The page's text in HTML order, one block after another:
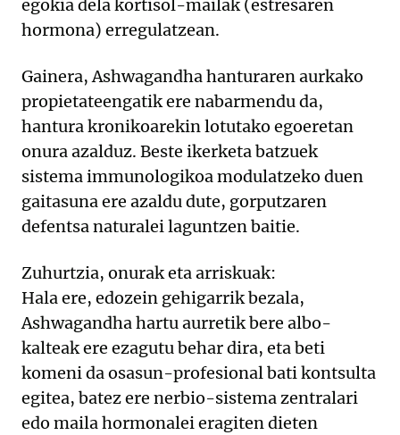
egokia dela kortisol-mailak (estresaren
hormona) erregulatzean.
Gainera, Ashwagandha hanturaren aurkako
propietateengatik ere nabarmendu da,
hantura kronikoarekin lotutako egoeretan
onura azalduz. Beste ikerketa batzuek
sistema immunologikoa modulatzeko duen
gaitasuna ere azaldu dute, gorputzaren
defentsa naturalei laguntzen baitie.
Zuhurtzia, onurak eta arriskuak:
Hala ere, edozein gehigarrik bezala,
Ashwagandha hartu aurretik bere albo-
kalteak ere ezagutu behar dira, eta beti
komeni da osasun-profesional bati kontsulta
egitea, batez ere nerbio-sistema zentralari
edo maila hormonalei eragiten dieten